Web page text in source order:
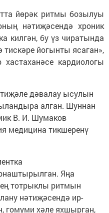
йөрәк ритмы бозылуы
нәтиҗәсендә хроник
килгән, бу үз чиратында
йогынты ясаган»,
кардиологы
дәвалау ысулын
алган. Шуннан
В. И. Шумаков
медицина тикшеренү
Яңа
тотрыклы ритмын
нәтиҗәсендә ир-
гомуми хәле яхшырган,